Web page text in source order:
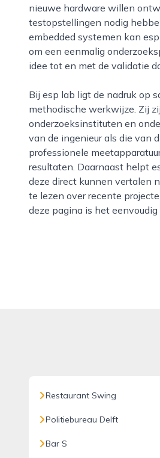
nieuwe hardware willen
testopstellingen nodig
embedded systemen kan
om een eenmalig
idee tot en met de validatie
Bij esp lab ligt de nadruk op samenwerking, transparante communicatie en een grondige,
methodische werkwijze. Zij
onderzoeksinstituten en
van de ingenieur als die van
professionele
resultaten. Daarnaast helpt
deze direct kunnen vertalen
te lezen over recente
deze pagina is het
Restaurant Swing
Politiebureau Delft
Bar S